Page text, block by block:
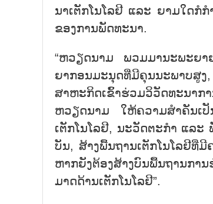
ນາ​ເຕັກ​ໂນ​ໂລ​ຢີ ແລະ ຍາມ​ໃດ​ກໍ
ຂອງ​ການ​ພັດ​ທະ​ນາ.
“ຫວຽດ​ນາມ ພວມ​ມາ​ນະ​ພະ​ຍາ​
ຍາ​ກອນ​ມະ​ນຸດ​ທີ່​ມີ​ຄຸນ​ນະ​ພາບ​ສູ
ສາ​ຫະ​ກິດ​ເຂົ້າ​ຮ່ວມ​ວິ​ວັດ​ທະ​ນາ​
ຫວຽດ​ນາມ ໃຫ້​ຄວາມ​ສຳ​ຄັນ​ເປັ
ເຕັກ​ໂນ​ໂລ​ຢີ, ນະ​ວັດ​ຕະ​ກຳ ແລ
ບັນ, ສ້າງ​ພື້ນ​ຖານ​ເຕັກ​ໂນ​ໂລ​ຢີ​ທີ່​
ຫາກ​ຍັງ​ຕ້ອງ​ສ້າງ​ບົນ​ພື້ນ​ຖານ​ກາ
ມາດ​ດ້ານ​ເຕັກ​ໂນ​ໂລ​ຢີ”.